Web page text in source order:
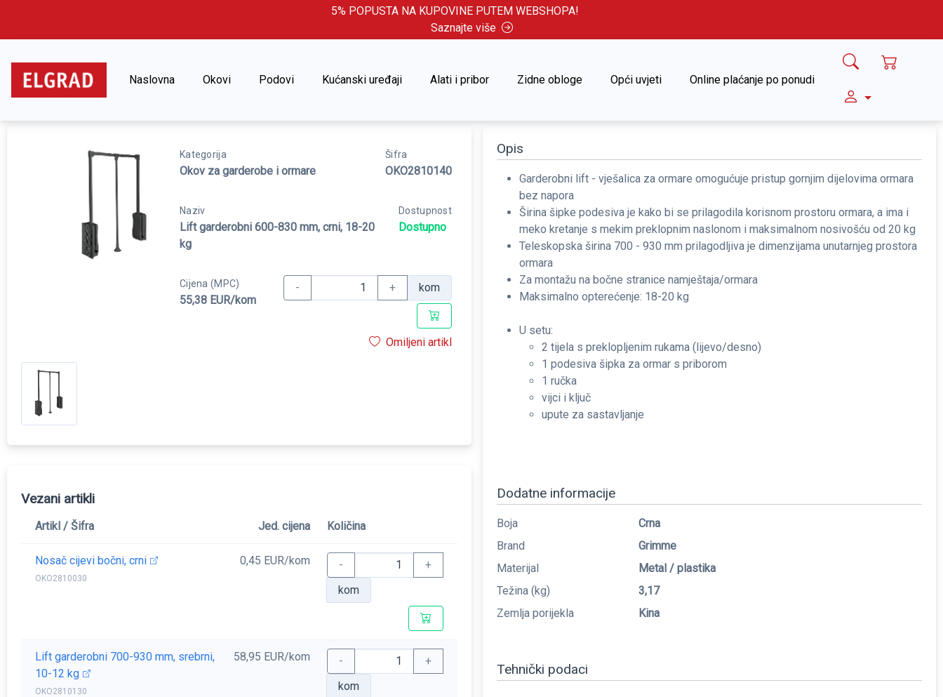
5% POPUSTA NA KUPOVINE PUTEM WEBSHOPA!
Saznajte više
Naslovna Okovi Podovi Kućanski uređaji Alati i pribor Zidne obloge Opći uvjeti Online plaćanje po ponudi
Kategorija
Okov za garderobe i ormare
Šifra
OKO2810140
Naziv
Lift garderobni 600-830 mm, crni, 18-20
kg
Dostupnost
Dostupno
Cijena (MPC)
55,38 EUR/kom
- + kom
Omiljeni artikl
Vezani artikli
Artikl / Šifra Jed. cijena Količina
Nosač cijevi bočni, crni
OKO2810030
0,45 EUR/kom -
+
kom
Lift garderobni 700-930 mm, srebrni,
10-12 kg
OKO2810130
58,95 EUR/kom -
+
kom
Opis
Garderobni lift - vješalica za ormare omogućuje pristup gornjim dijelovima ormara
bez napora
Širina šipke podesiva je kako bi se prilagodila korisnom prostoru ormara, a ima i
meko kretanje s mekim preklopnim naslonom i maksimalnom nosivošću od 20 kg
Teleskopska širina 700 - 930 mm prilagodljiva je dimenzijama unutarnjeg prostora
ormara
Za montažu na bočne stranice namještaja/ormara
Maksimalno opterećenje: 18-20 kg
U setu:
2 tijela s preklopljenim rukama (lijevo/desno)
1 podesiva šipka za ormar s priborom
1 ručka
vijci i ključ
upute za sastavljanje
Dodatne informacije
Boja
Crna
Brand
Grimme
Materijal
Metal / plastika
Težina (kg)
3,17
Zemlja porijekla
Kina
Tehnički podaci